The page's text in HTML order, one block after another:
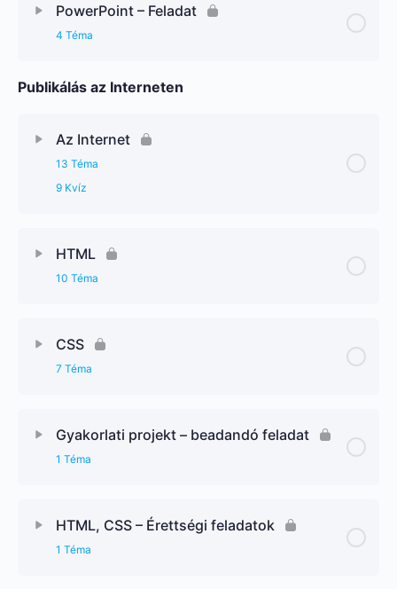
PowerPoint – Feladat
4 Téma
Publikálás az Interneten
Az Internet
13 Téma
9 Kvíz
HTML
10 Téma
CSS
7 Téma
Gyakorlati projekt – beadandó feladat
1 Téma
HTML, CSS – Érettségi feladatok
1 Téma